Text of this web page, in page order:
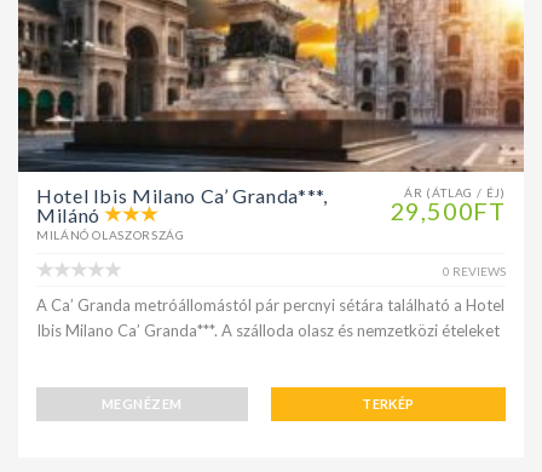
ÁR (ÁTLAG / ÉJ)
29,500FT
Hotel Ibis Milano Ca’ Granda***,
Milánó
MILÁNÓ OLASZORSZÁG
0 REVIEWS
A Ca’ Granda metróállomástól pár percnyi sétára található a Hotel
Ibis Milano Ca’ Granda***. A szálloda olasz és nemzetközi ételeket
MEGNÉZEM TERKÉP